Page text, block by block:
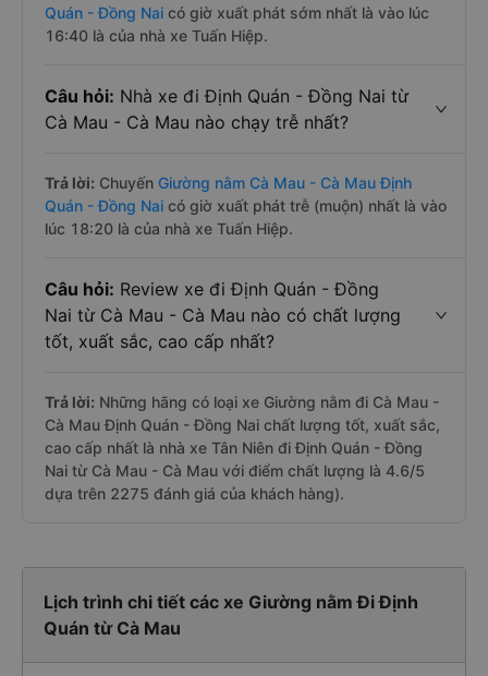
Quán - Đồng Nai có giờ xuất phát sớm nhất là vào lúc
16:40 là của nhà xe Tuấn Hiệp.
Câu hỏi: Nhà xe đi Định Quán - Đồng Nai từ
Cà Mau - Cà Mau nào chạy trễ nhất?
Trả lời: Chuyến Giường nằm Cà Mau - Cà Mau Định
Quán - Đồng Nai có giờ xuất phát trễ (muộn) nhất là vào
lúc 18:20 là của nhà xe Tuấn Hiệp.
Câu hỏi: Review xe đi Định Quán - Đồng
Nai từ Cà Mau - Cà Mau nào có chất lượng
tốt, xuất sắc, cao cấp nhất?
Trả lời: Những hãng có loại xe Giường nằm đi Cà Mau -
Cà Mau Định Quán - Đồng Nai chất lượng tốt, xuất sắc,
cao cấp nhất là nhà xe Tân Niên đi Định Quán - Đồng
Nai từ Cà Mau - Cà Mau với điểm chất lượng là 4.6/5
dựa trên 2275 đánh giá của khách hàng).
Lịch trình chi tiết các xe Giường nằm Đi Định
Quán từ Cà Mau